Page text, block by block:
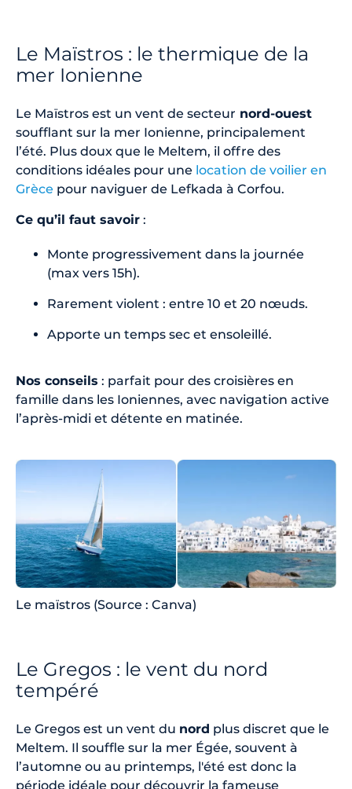
Le Maïstros : le thermique de la
mer Ionienne
Le Maïstros est un vent de secteur nord-ouest
soufflant sur la mer Ionienne, principalement
l’été. Plus doux que le Meltem, il offre des
conditions idéales pour une location de voilier en
Grèce pour naviguer de Lefkada à Corfou.
Ce qu’il faut savoir :
Monte progressivement dans la journée
(max vers 15h).
Rarement violent : entre 10 et 20 nœuds.
Apporte un temps sec et ensoleillé.
Nos conseils : parfait pour des croisières en
famille dans les Ioniennes, avec navigation active
l’après-midi et détente en matinée.
Le maïstros (Source : Canva)
Le Gregos : le vent du nord
tempéré
Le Gregos est un vent du nord plus discret que le
Meltem. Il souffle sur la mer Égée, souvent à
l’automne ou au printemps, l'été est donc la
période idéale pour découvrir la fameuse